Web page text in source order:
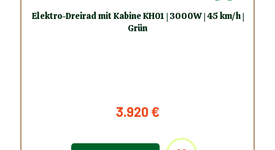
Elektro-Dreirad mit Kabine KH01 | 3000W | 45 km/h |
Grün
3.920€